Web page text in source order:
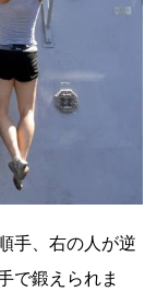
手、右の人が逆
で鍛えられま